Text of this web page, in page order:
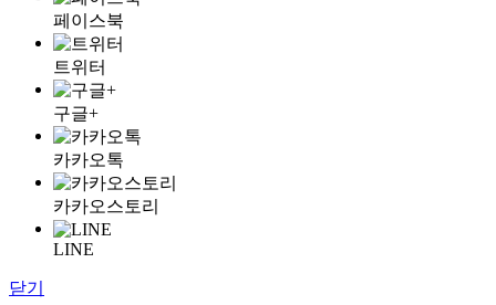
페이스북
트위터
구글+
카카오톡
카카오스토리
LINE
닫기